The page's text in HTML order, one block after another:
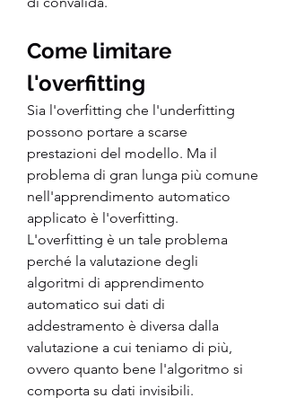
Come limitare
l'overfitting
Sia l'overfitting che l'underfitting
possono portare a scarse
prestazioni del modello. Ma il
problema di gran lunga più comune
nell'apprendimento automatico
applicato è l'overfitting.
L'overfitting è un tale problema
perché la valutazione degli
algoritmi di apprendimento
automatico sui dati di
addestramento è diversa dalla
valutazione a cui teniamo di più,
ovvero quanto bene l'algoritmo si
comporta su dati invisibili.